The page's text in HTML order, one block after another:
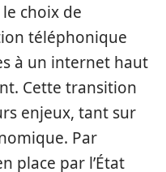
choix de
téléphonique
à un internet haut
Cette transition
enjeux, tant sur
Par
place par l’État